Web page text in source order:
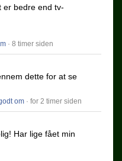
er bedre end tv-
· 8 timer siden
dette for at se
om · for 2 timer siden
Har lige fået min